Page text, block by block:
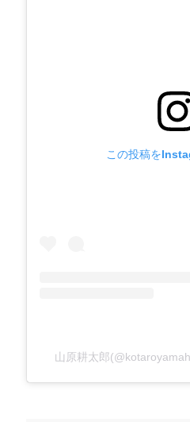
この投稿を
山原耕太郎